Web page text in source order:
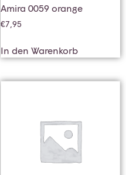
Amira 0059 orange
€7,95
In den Warenkorb